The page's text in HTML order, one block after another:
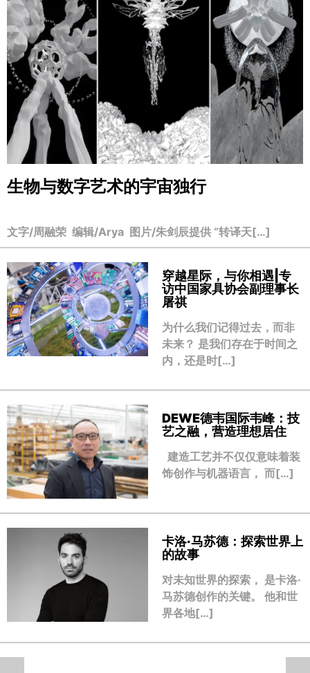
生物与数字艺术的宇宙独行
文字/周融荣 编辑/Arya 图片/朱剑辰提供 “转译天[…]
穿越星际，与你相遇|专
访中国家具协会副理事长
屠祺
为什么我们记得过去，而非
未来？ 是我们存在于时间之
内，还是时[…]
DEWE德韦国际韦峰：技
艺之融，营造理想居住
建造工艺并不仅仅意味着装
饰创作与机器语言， 而[…]
卡洛·马苏德：探索世界上
的故事
对未知世界的探索， 是卡洛·
马苏德创作的关键。 他和世
界各地[…]